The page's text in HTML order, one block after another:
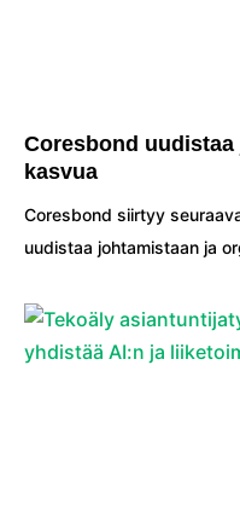
Coresbond
kasvua
Coresbond siirtyy
uudistaa johtamistaan ja